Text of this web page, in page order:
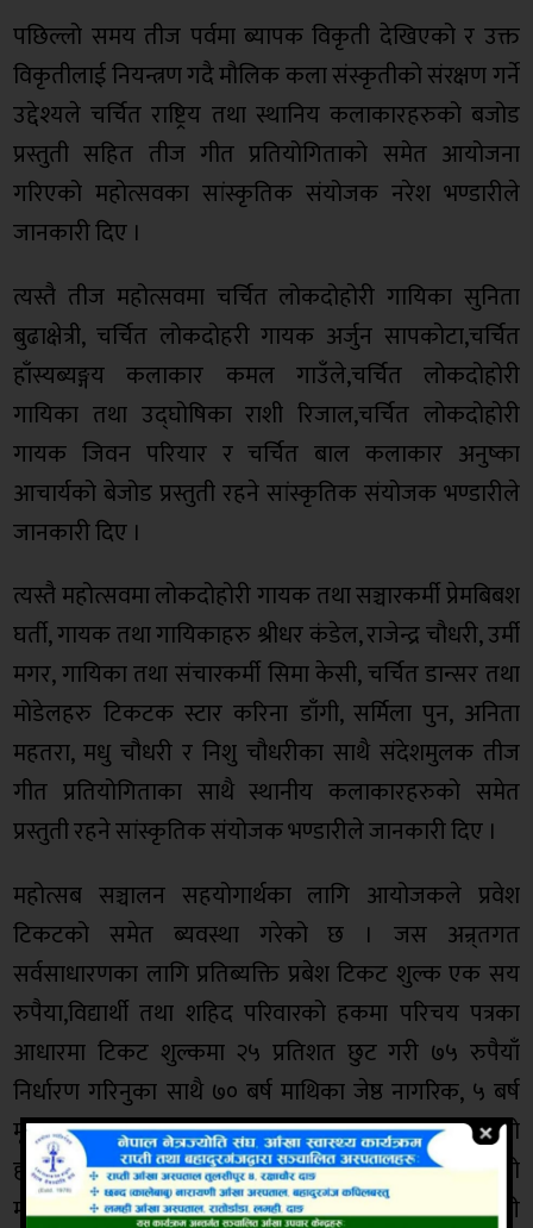
पछिल्लो समय तीज पर्वमा ब्यापक विकृती देखिएको र उक्त
विकृतीलाई नियन्त्रण गदै मौलिक कला संस्कृतीको संरक्षण गर्ने
उद्देश्यले चर्चित राष्ट्रिय तथा स्थानिय कलाकारहरुको बजोड
प्रस्तुती सहित तीज गीत प्रतियोगिताको समेत आयोजना
गरिएको महोत्सवका सांस्कृतिक संयोजक नरेश भण्डारीले
जानकारी दिए ।
त्यस्तै तीज महोत्सवमा चर्चित लोकदोहोरी गायिका सुनिता
बुढाक्षेत्री, चर्चित लोकदोहरी गायक अर्जुन सापकोटा,चर्चित
हाँस्यब्यङ्गय कलाकार कमल गाउँले,चर्चित लोकदोहोरी
गायिका तथा उद्घोषिका राशी रिजाल,चर्चित लोकदोहोरी
गायक जिवन परियार र चर्चित बाल कलाकार अनुष्का
आचार्यको बेजोड प्रस्तुती रहने सांस्कृतिक संयोजक भण्डारीले
जानकारी दिए ।
त्यस्तै महोत्सवमा लोकदोहोरी गायक तथा सञ्चारकर्मी प्रेमबिबश
घर्ती, गायक तथा गायिकाहरु श्रीधर कंडेल, राजेन्द्र चौधरी, उर्मी
मगर, गायिका तथा संचारकर्मी सिमा केसी, चर्चित डान्सर तथा
मोडेलहरु टिकटक स्टार करिना डाँगी, सर्मिला पुन, अनिता
महतरा, मधु चौधरी र निशु चौधरीका साथै संदेशमुलक तीज
गीत प्रतियोगिताका साथै स्थानीय कलाकारहरुको समेत
प्रस्तुती रहने सांस्कृतिक संयोजक भण्डारीले जानकारी दिए ।
महोत्सब सञ्चालन सहयोगार्थका लागि आयोजकले प्रवेश
टिकटको समेत ब्यवस्था गरेको छ । जस अन्र्तगत
सर्वसाधारणका लागि प्रतिब्यक्ति प्रबेश टिकट शुल्क एक सय
रुपैया,विद्यार्थी तथा शहिद परिवारको हकमा परिचय पत्रका
आधारमा टिकट शुल्कमा २५ प्रतिशत छुट गरी ७५ रुपैयाँ
निर्धारण गरिनुका साथै ७० बर्ष माथिका जेष्ठ नागरिक, ५ बर्ष
मूनिका बालबालिका र अपाङ्ग, अशक्त तथा असाहायहरुको
हकमा परिचय पत्रका आधारमा प्रवेश नि:शुल्क गरिएको
महोत्सवका कार्यक्रम संयोजक ओमप्रकाश गुप्ताले जानकारी